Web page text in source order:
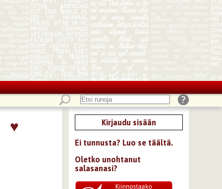
♥ Kirjaudu sisään
Ei tunnusta? Luo se täältä.
Oletko unohtanut
salasanasi?